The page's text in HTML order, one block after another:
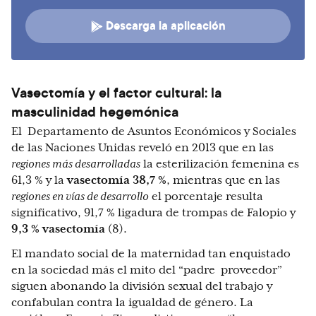
Descarga la aplicación
Vasectomía y el factor cultural: la
masculinidad hegemónica
El Departamento de Asuntos Económicos y Sociales
de las Naciones Unidas reveló en 2013 que en las
regiones más desarrolladas la esterilización femenina es
61,3 % y lavasectomía 38,7 %, mientras que en las
regiones en vías de desarrollo el porcentaje resulta
significativo, 91,7 % ligadura de trompas de Falopio y
9,3 % vasectomía (8).
El mandato social de la maternidad tan enquistado
en la sociedad más el mito del “padre proveedor”
siguen abonando la división sexual del trabajo y
confabulan contra la igualdad de género. La